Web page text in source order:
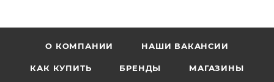
О КОМПАНИИ НАШИ ВАКАНСИИ
КАК КУПИТЬ БРЕНДЫ МАГАЗИНЫ